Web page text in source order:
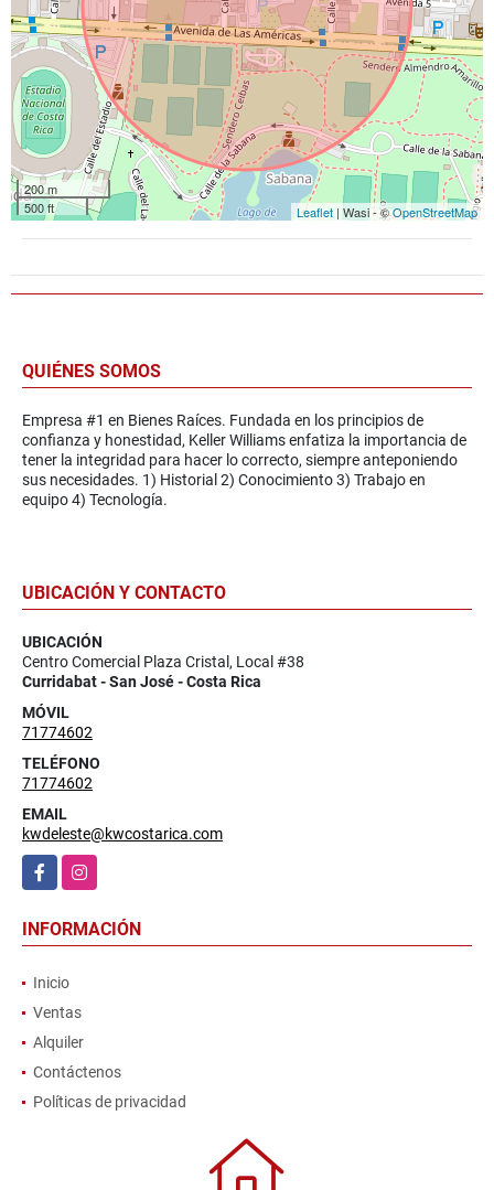
200 m
500 ft
Leaflet | Wasi - ©OpenStreetMap
QUIÉNES SOMOS
Empresa #1 en Bienes Raíces. Fundada en los principios de
confianza y honestidad, Keller Williams enfatiza la importancia de
tener la integridad para hacer lo correcto, siempre anteponiendo
sus necesidades. 1) Historial 2) Conocimiento 3) Trabajo en
equipo 4) Tecnología.
UBICACIÓN Y CONTACTO
UBICACIÓN
Centro Comercial Plaza Cristal, Local #38
Curridabat - San José - Costa Rica
MÓVIL
71774602
TELÉFONO
71774602
EMAIL
kwdeleste@kwcostarica.com
FacebookInstagram
INFORMACIÓN
Inicio
Ventas
Alquiler
Contáctenos
Políticas de privacidad